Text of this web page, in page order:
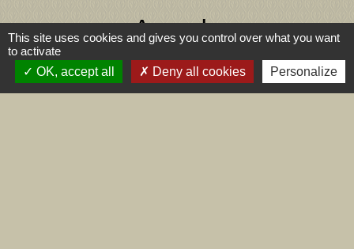
Agenda
This site uses cookies and gives you control over what you want
to activate
OK, accept all
Deny all cookies Personalize